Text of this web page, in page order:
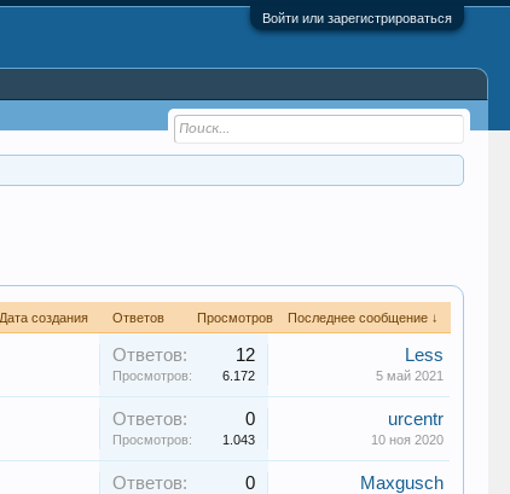
Войти или зарегистрироваться
Дата создания Ответов Просмотров Последнее сообщение ↓
Ответов: 12
Просмотров: 6.172
Less
5 май 2021
Ответов: 0
Просмотров: 1.043
urcentr
10 ноя 2020
Ответов: 0 Maxgusch